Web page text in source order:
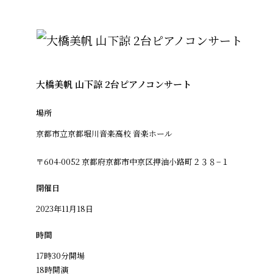
大橋美帆 山下諒 2台ピアノコンサート
場所
京都市立京都堀川音楽高校 音楽ホール
〒604-0052 京都府京都市中京区押油小路町２３８−１
開催日
2023年11月18日
時間
17時30分開場
18時開演